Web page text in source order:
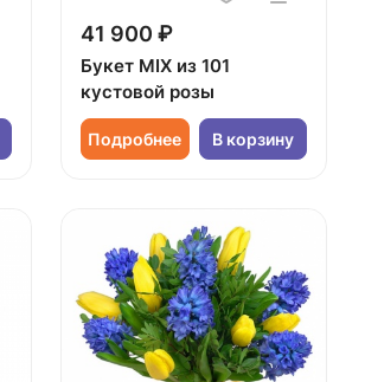
41 900 ₽
Букет MIX из 101
кустовой розы
Подробнее В корзину